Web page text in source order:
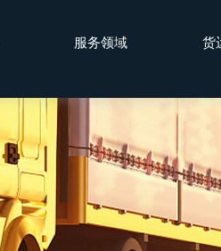
服务领域 货